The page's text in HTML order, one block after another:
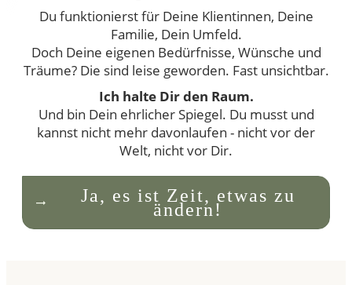
Du funktionierst für Deine Klientinnen, Deine
Familie, Dein Umfeld.
Doch Deine eigenen Bedürfnisse, Wünsche und
Träume? Die sind leise geworden. Fast unsichtbar.
Ich halte Dir den Raum.
Und bin Dein ehrlicher Spiegel. Du musst und
kannst nicht mehr davonlaufen - nicht vor der
Welt, nicht vor Dir.
Ja, es ist Zeit, etwas zu
ändern!